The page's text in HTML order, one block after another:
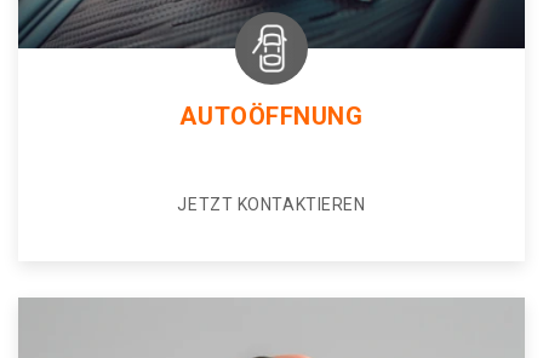
AUTOÖFFNUNG
JETZT KONTAKTIEREN